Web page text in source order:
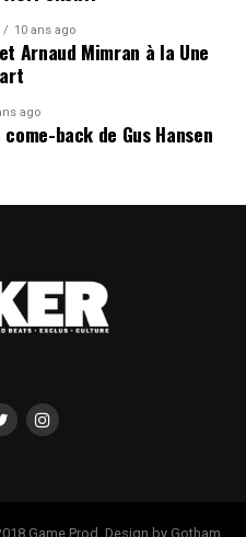
10 ans ago
Arnaud Mimran à la Une
ago
come-back de Gus Hansen
Game Prod. Design by Gotham